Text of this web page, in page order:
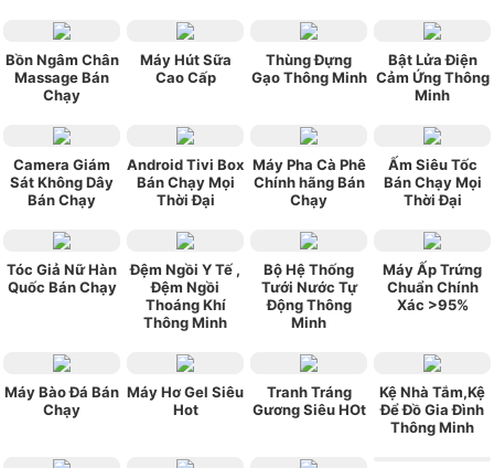
Bồn Ngâm Chân
Massage Bán
Chạy
Máy Hút Sữa
Cao Cấp
Thùng Đựng
Gạo Thông Minh
Bật Lửa Điện
Cảm Ứng Thông
Minh
Camera Giám
Sát Không Dây
Bán Chạy
Android Tivi Box
Bán Chạy Mọi
Thời Đại
Máy Pha Cà Phê
Chính hãng Bán
Chạy
Ấm Siêu Tốc
Bán Chạy Mọi
Thời Đại
Tóc Giả Nữ Hàn
Quốc Bán Chạy
Đệm Ngồi Y Tế ,
Đệm Ngồi
Thoáng Khí
Thông Minh
Bộ Hệ Thống
Tưới Nước Tự
Động Thông
Minh
Máy Ấp Trứng
Chuẩn Chính
Xác >95%
Máy Bào Đá Bán
Chạy
Máy Hơ Gel Siêu
Hot
Tranh Tráng
Gương Siêu HOt
Kệ Nhà Tắm,Kệ
Để Đồ Gia Đình
Thông Minh